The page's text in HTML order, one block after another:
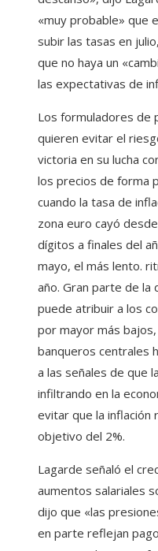
«muy probable» que
subir las tasas en
que no haya un
las expectativas de
Los formuladores de
quieren evitar el
victoria en su lucha
los precios de forma
cuando la tasa de
zona euro cayó
dígitos a finales del
mayo, el más lento.
año. Gran parte de la
puede atribuir a los
por mayor más
banqueros centrales
a las señales de que
infiltrando en la
evitar que la inflación
objetivo del 2%.
Lagarde señaló el
aumentos salariales
dijo que «las
en parte reflejan